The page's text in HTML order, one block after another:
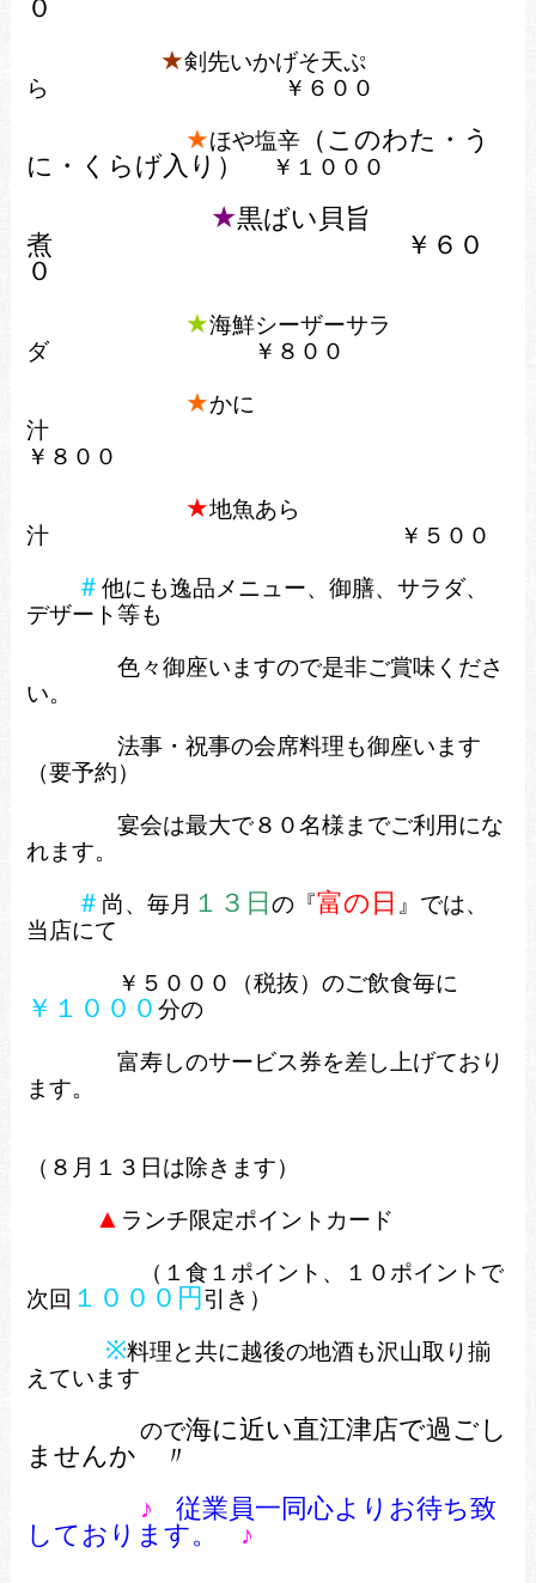
０
★剣先いかげそ天ぷ
ら
￥６００
★ほや塩辛（このわた・う
に・くらげ入り）
￥１０００
★黒ばい貝旨
煮
￥６０
０
★海鮮シーザーサラ
ダ ￥８００
★かに
汁
￥８００
★地魚あら
汁
￥５００
＃ 他にも逸品メニュー、御膳、サラダ、
デザート等も
色々御座いますので是非ご賞味くださ
い。
法事・祝事の会席料理も御座います
（要予約）
宴会は最大で８０名様までご利用にな
れます。
＃ 尚、毎月 １３日の『富の日 』では、
当店にて
￥５０００（税抜）のご飲食毎に
￥１０００ 分の
富寿しのサービス券を差し上げており
ます。
（８月１３日は除きます）
▲ ランチ限定ポイントカード
（１食１ポイント、１０ポイントで
次回 １０００円 引き）
※料理と共に越後の地酒も沢山取り揃
えています
ので海に近い直江津店で過ごし
ませんか 〃
♪
従業員一同心よりお待ち致
しております。
♪